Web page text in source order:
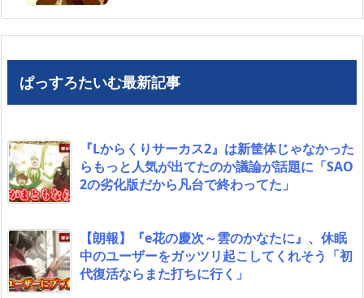
ぱっすろたいむ最新記事
『Lからくりサーカス2』は新筐体じゃなかった
らもっと人気が出てたのか議論が話題に「SAO
2の劣化版だから凡台で終わってた」
【朗報】『e花の慶次～雲のかなたに』、休眠
中のユーザーをガッツリ起こしてくれそう「初
代復活ならまた打ちに行く」